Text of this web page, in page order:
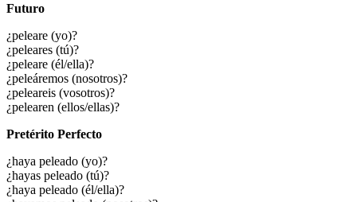
Futuro
¿peleare (yo)?
¿peleares (tú)?
¿peleare (él/ella)?
¿peleáremos (nosotros)?
¿peleareis (vosotros)?
¿pelearen (ellos/ellas)?
Pretérito Perfecto
¿haya peleado (yo)?
¿hayas peleado (tú)?
¿haya peleado (él/ella)?